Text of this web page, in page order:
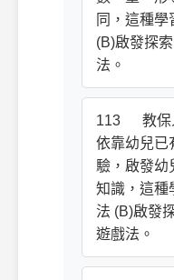
同，這種學
(B)啟發探
法。
113 教保
依靠幼兒已
驗，啟發幼
知識，這種
法 (B)啟發
遊戲法。